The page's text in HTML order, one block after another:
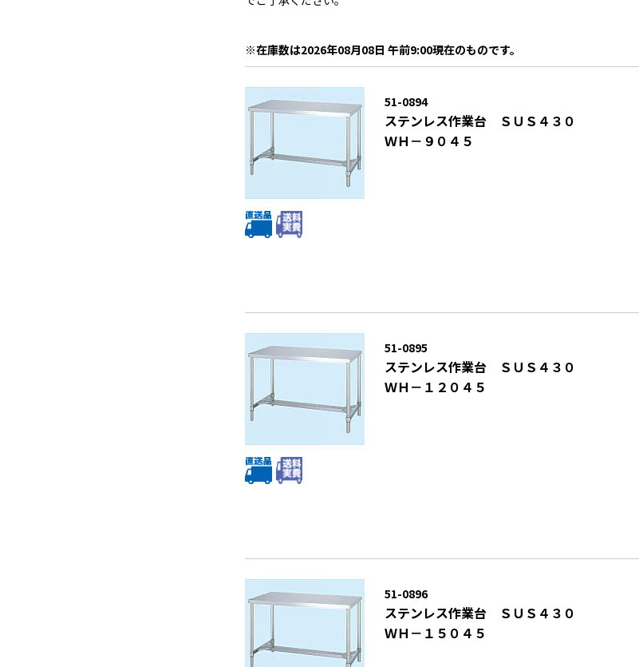
※在庫数は2026年08月08日 午前9:00現在のものです。
51-0894
ステンレス作業台 ＳＵＳ４３０
ＷＨ－９０４５
51-0895
ステンレス作業台 ＳＵＳ４３０
ＷＨ－１２０４５
51-0896
ステンレス作業台 ＳＵＳ４３０
ＷＨ－１５０４５